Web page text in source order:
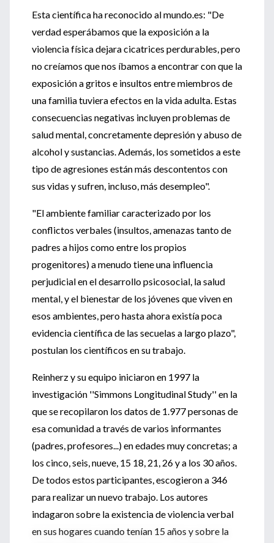
Esta científica ha reconocido al mundo.es: "De
verdad esperábamos que la exposición a la
violencia física dejara cicatrices perdurables, pero
no creíamos que nos íbamos a encontrar con que la
exposición a gritos e insultos entre miembros de
una familia tuviera efectos en la vida adulta. Estas
consecuencias negativas incluyen problemas de
salud mental, concretamente depresión y abuso de
alcohol y sustancias. Además, los sometidos a este
tipo de agresiones están más descontentos con
sus vidas y sufren, incluso, más desempleo".
"El ambiente familiar caracterizado por los
conflictos verbales (insultos, amenazas tanto de
padres a hijos como entre los propios
progenitores) a menudo tiene una influencia
perjudicial en el desarrollo psicosocial, la salud
mental, y el bienestar de los jóvenes que viven en
esos ambientes, pero hasta ahora existía poca
evidencia científica de las secuelas a largo plazo",
postulan los científicos en su trabajo.
Reinherz y su equipo iniciaron en 1997 la
investigación ''Simmons Longitudinal Study'' en la
que se recopilaron los datos de 1.977 personas de
esa comunidad a través de varios informantes
(padres, profesores...) en edades muy concretas; a
los cinco, seis, nueve, 15 18, 21, 26 y a los 30 años.
De todos estos participantes, escogieron a 346
para realizar un nuevo trabajo. Los autores
indagaron sobre la existencia de violencia verbal
en sus hogares cuando tenían 15 años y sobre la